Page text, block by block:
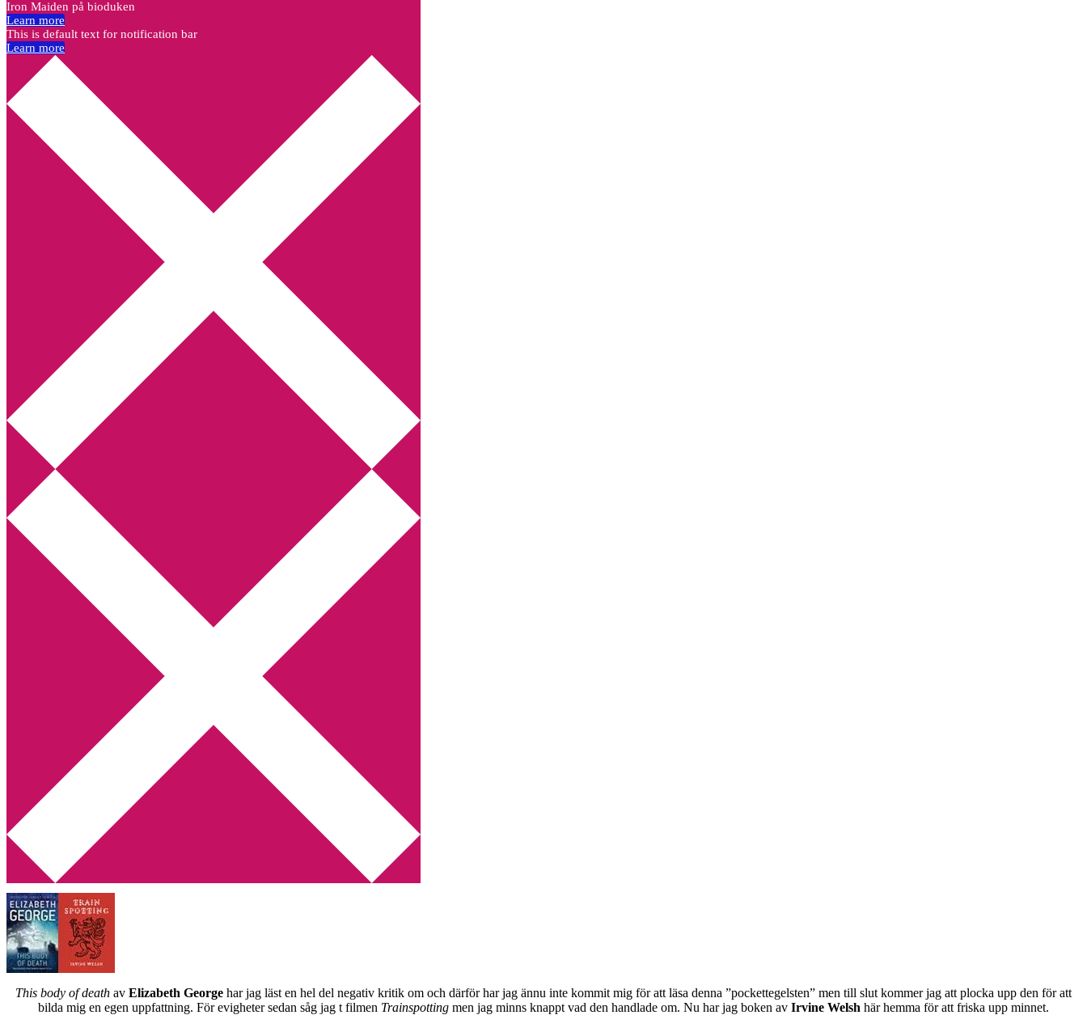
Annikas litteratur- och kulturblogg
Deckare, kriminalromaner, thrillers
Hem
Boktolva
Författarfemman
Kontakt
Webbshop Amazon
Utskriftscentralen
Min tv-blogg
You are here:Home Min bokhylla Min bokhylla – T
Min bokhylla – T
2012-07-04 Annika
Jakten på titlar fortsätter och i bokhyllan finns följande på
This body of death av Elizabeth George har jag läst en hel del negativ kritik om och därför har jag ännu inte kommit mig för att läsa denna ”pockettegelsten” men till slut kommer jag att plocka upp den för att
bilda mig en egen uppfattning. För evigheter sedan såg jag t filmen Trainspotting men jag minns knappt vad den handlade om. Nu har jag boken av Irvine Welsh här hemma för att friska upp minnet.
Iron Maiden på bioduken
Learn more
This is default text for notification bar
Learn more